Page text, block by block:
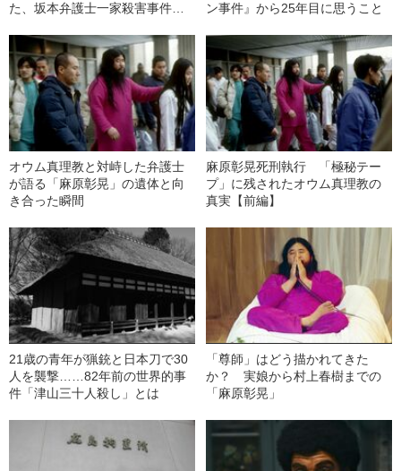
た、坂本弁護士一家殺害事件犯
ン事件』から25年目に思うこと
オウム真理教と対峙した弁護士
が語る「麻原彰晃」の遺体と向
き合った瞬間
麻原彰晃死刑執行 「極秘テー
プ」に残されたオウム真理教の
真実【前編】
21歳の青年が猟銃と日本刀で30
人を襲撃……82年前の世界的事
件「津山三十人殺し」とは
「尊師」はどう描かれてきた
か？ 実娘から村上春樹までの
「麻原彰晃」